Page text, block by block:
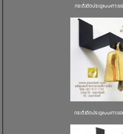
กระดิ่งติดประตูแบบเกาะข
กระดิ่งติดประตูแบบเกาะข